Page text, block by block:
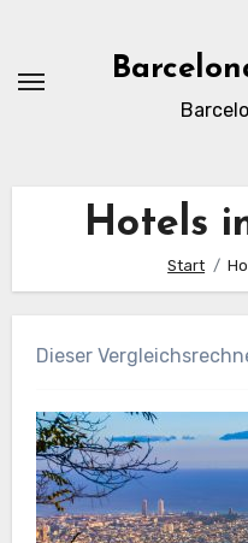
springen
Hotels
Start
Dieser